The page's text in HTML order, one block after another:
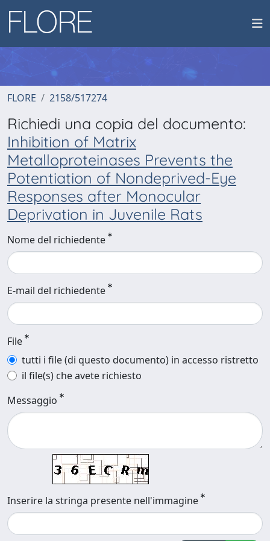
FLORE 2158/517274
Richiedi una copia del documento:
Inhibition of Matrix
Metalloproteinases Prevents the
Potentiation of Nondeprived-Eye
Responses after Monocular
Deprivation in Juvenile Rats
Nome del richiedente
E-mail del richiedente
File
tutti i file (di questo documento) in accesso ristretto
il file(s) che avete richiesto
Messaggio
Inserire la stringa presente nell'immagine